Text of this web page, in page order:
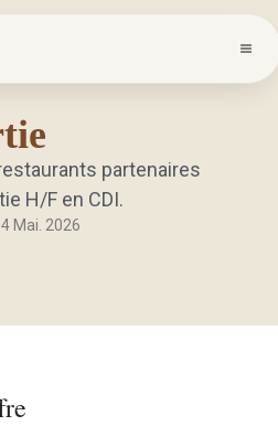
partenaires
H/F en CDI.
4 Mai. 2026